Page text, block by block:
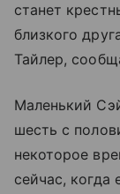
станет
близкого
Тайлер,
Маленький
шесть с
некоторое
сейчас,